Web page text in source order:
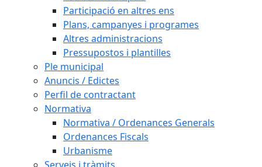
Participació en altres ens
Plans, campanyes i programes
Altres administracions
Pressupostos i plantilles
Ple municipal
Anuncis / Edictes
Perfil de contractant
Normativa
Normativa / Ordenances Generals
Ordenances Fiscals
Urbanisme